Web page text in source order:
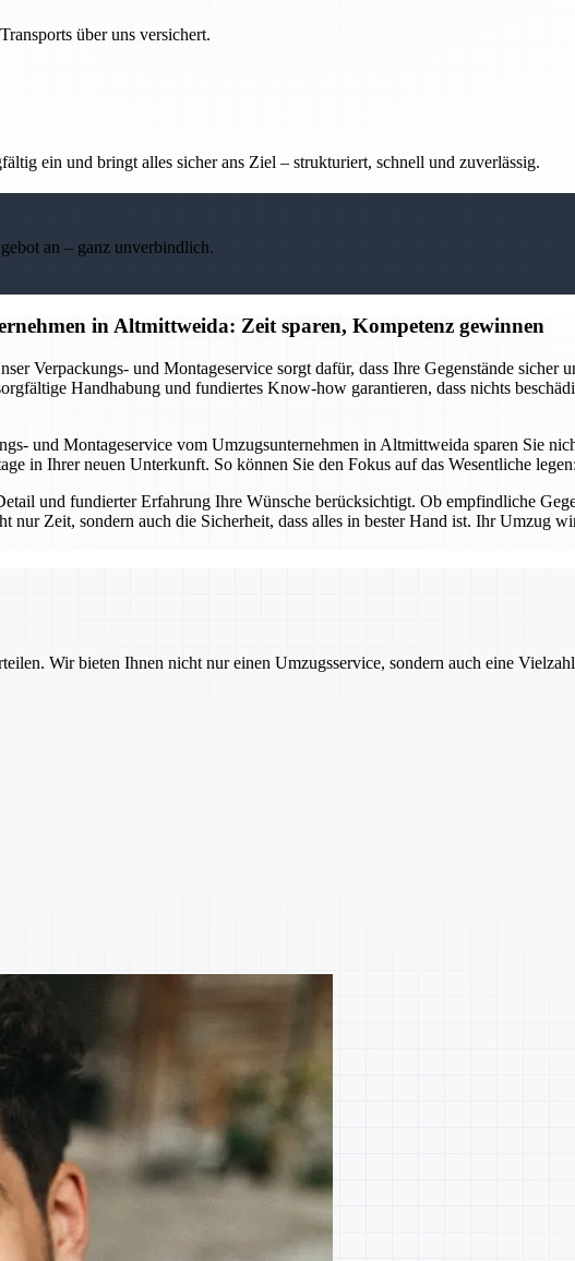
über uns versichert.
ein und bringt alles sicher ans Ziel – strukturiert, schnell und zuverlässig.
an – ganz unverbindlich.
in Altmittweida: Zeit sparen, Kompetenz gewinnen
Verpackungs- und Montageservice sorgt dafür, dass Ihre Gegenstände sicher
Handhabung und fundiertes Know-how garantieren, dass nichts
und Montageservice vom Umzugsunternehmen in Altmittweida sparen Sie
in Ihrer neuen Unterkunft. So können Sie den Fokus auf das Wesentliche
und fundierter Erfahrung Ihre Wünsche berücksichtigt. Ob empfindliche
nur Zeit, sondern auch die Sicherheit, dass alles in bester Hand ist. Ihr Umzug
Wir bieten Ihnen nicht nur einen Umzugsservice, sondern auch eine